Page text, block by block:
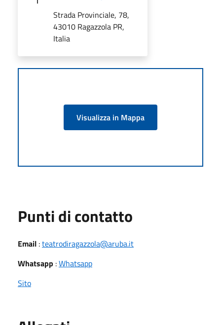
Strada Provinciale, 78,
43010 Ragazzola PR,
Italia
Visualizza in Mappa
Punti di contatto
Email :teatrodiragazzola@aruba.it
Whatsapp :Whatsapp
Sito